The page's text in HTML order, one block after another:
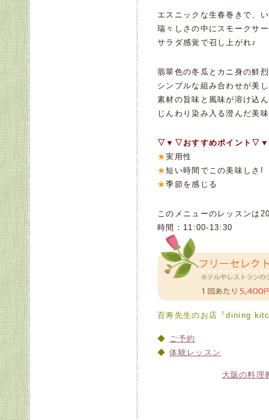
エスニックな生春巻きで、
瑞々しさの中にスモークサ
サラダ感覚で召し上がれ♪
翡翠色の冬瓜とカニ身の鮮
シンプルな組み合わせが美
素材の旨味と風味が溶け込
じんわり染み入る澄んだ美
▽▼▽おすすめポイント
★実用性
★短い時間でこの美味しさ!
★季節を感じる
このメニューのレッスンは
時間：11:00-13:30
百寿先生のお店『dining
ご予約
体験レッスン
大阪の料理